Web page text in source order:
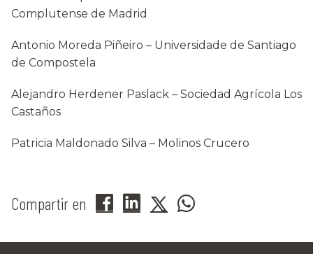
Complutense de Madrid
Antonio Moreda Piñeiro – Universidade de Santiago
de Compostela
Alejandro Herdener Paslack – Sociedad Agrícola Los
Castaños
Patricia Maldonado Silva – Molinos Crucero
Compartir en